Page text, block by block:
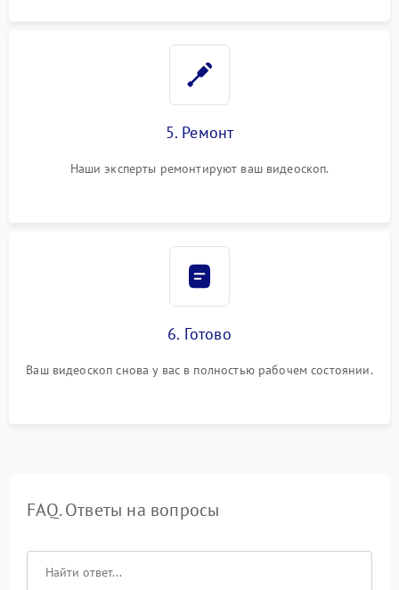
5. Ремонт
Наши эксперты ремонтируют ваш видеоскоп.
6. Готово
Ваш видеоскоп снова у вас в полностью рабочем состоянии.
FAQ. Ответы на вопросы